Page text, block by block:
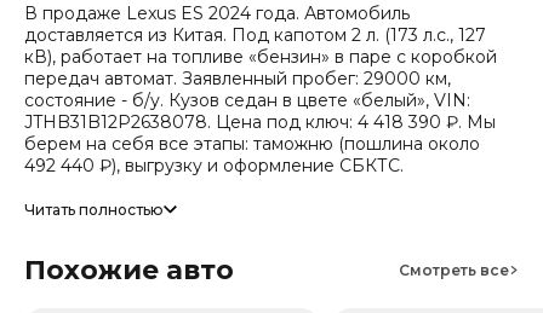
В продаже Lexus ES 2024 года. Автомобиль
доставляется из Китая. Под капотом 2 л. (173 л.с., 127
кВ), работает на топливе «бензин» в паре с коробкой
передач автомат. Заявленный пробег: 29000 км,
состояние - б/у. Кузов седан в цвете «белый», VIN:
JTHB31B12P2638078. Цена под ключ: 4 418 390 ₽. Мы
берем на себя все этапы: таможню (пошлина около
492 440 ₽), выгрузку и оформление СБКТС.
Цена зависит от курса валют, точный расчет
Прогноз стоимости (по данным che): сейчас авто стоит
Читать полностью
Похожие авто Смотреть все